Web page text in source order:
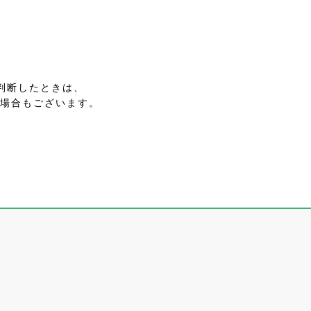
したときは、
合もございます。